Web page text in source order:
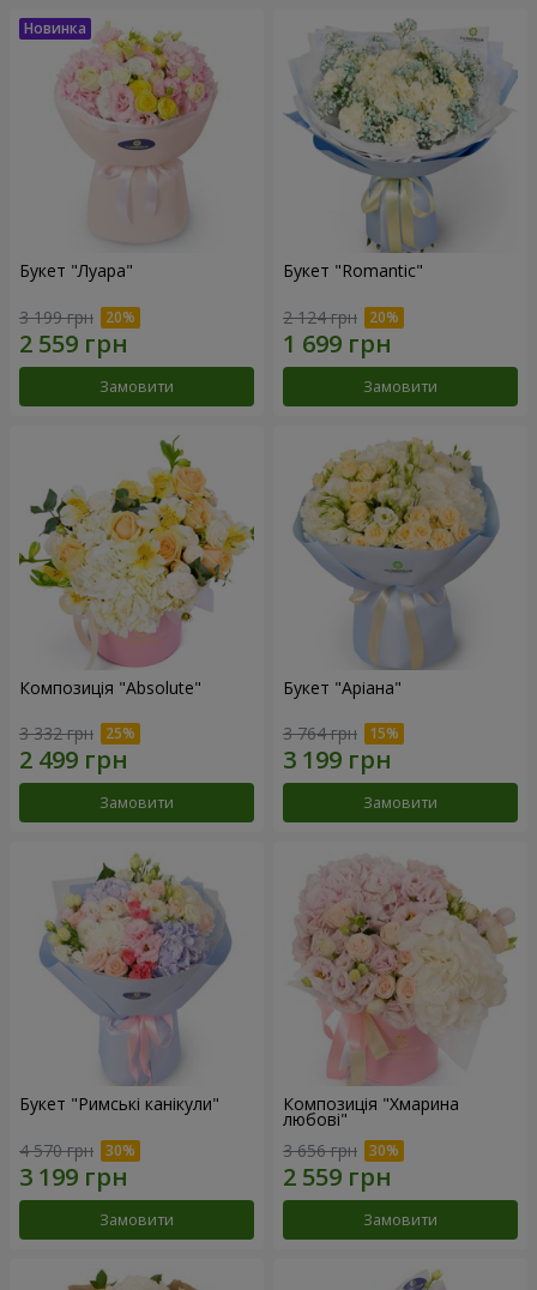
Букет "Луара"
3 199 грн
Замовити
Букет "Romantic"
2 124 грн
Замовити
Композиція "Absolute"
3 332 грн
Замовити
Букет "Аріана"
3 764 грн
Замовити
Букет "Римські канікули"
4 570 грн
Замовити
Композиція "Хмарина
любові"
3 656 грн
Замовити